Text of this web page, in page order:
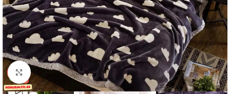
Click to enlarge